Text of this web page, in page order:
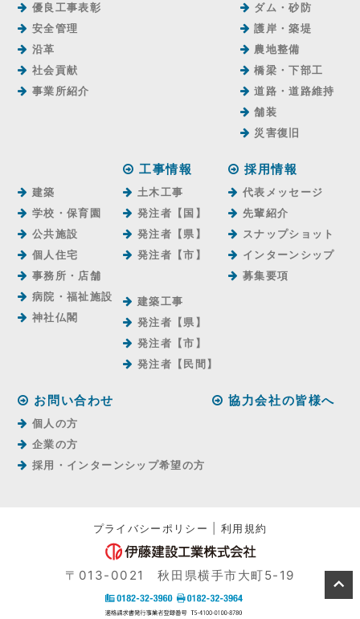
優良工事表彰
安全管理
沿革
社会貢献
事業所紹介
ダム・砂防
護岸・築堤
農地整備
橋梁・下部工
道路・道路維持
舗装
災害復旧
建築
学校・保育園
公共施設
個人住宅
事務所・店舗
病院・福祉施設
神社仏閣
工事情報
土木工事
発注者【国】
発注者【県】
発注者【市】
建築工事
発注者【県】
発注者【市】
発注者【⺠間】
採用情報
代表メッセージ
先輩紹介
スナップショット
インターンシップ
募集要項
お問い合わせ
個人の方
企業の方
採用・インターンシップ希望の方
協力会社の皆様へ
プライバシーポリシー |利用規約
〒013-0021 秋田県横手市大町5-19